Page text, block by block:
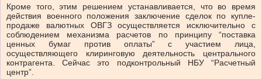
Кроме того, этим решением устанавливается, что во время
действия военного положения заключение сделок по купле-
продаже валютных ОВГЗ осуществляется исключительно с
соблюдением механизма расчетов по принципу “поставка
ценных бумаг против оплаты” с участием лица,
осуществляющего клиринговую деятельность центрального
контрагента. Сейчас это подконтрольный НБУ “Расчетный
центр”.